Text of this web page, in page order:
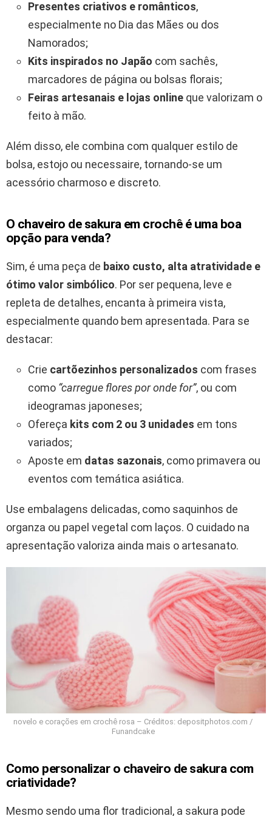
Presentes criativos e românticos,
especialmente no Dia das Mães ou dos
Namorados;
Kits inspirados no Japão com sachês,
marcadores de página ou bolsas florais;
Feiras artesanais e lojas online que valorizam o
feito à mão.
Além disso, ele combina com qualquer estilo de
bolsa, estojo ou necessaire, tornando-se um
acessório charmoso e discreto.
O chaveiro de sakura em crochê é uma boa
opção para venda?
Sim, é uma peça de baixo custo, alta atratividade e
ótimo valor simbólico. Por ser pequena, leve e
repleta de detalhes, encanta à primeira vista,
especialmente quando bem apresentada. Para se
destacar:
Crie cartõezinhos personalizados com frases
como “carregue flores por onde for”, ou com
ideogramas japoneses;
Ofereça kits com 2 ou 3 unidades em tons
variados;
Aposte em datas sazonais, como primavera ou
eventos com temática asiática.
Use embalagens delicadas, como saquinhos de
organza ou papel vegetal com laços. O cuidado na
apresentação valoriza ainda mais o artesanato.
novelo e corações em crochê rosa – Créditos: depositphotos.com /
Funandcake
Como personalizar o chaveiro de sakura com
criatividade?
Mesmo sendo uma flor tradicional, a sakura pode